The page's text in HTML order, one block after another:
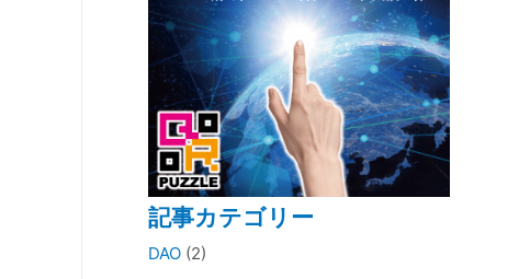
記事カテゴリー
DAO (2)